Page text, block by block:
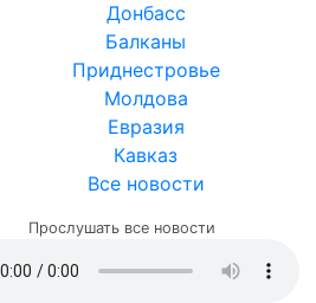
Донбасс
Балканы
Приднестровье
Молдова
Евразия
Кавказ
Все новости
Прослушать все новости